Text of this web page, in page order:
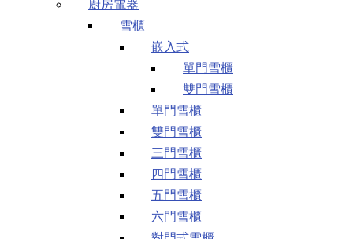
廚房電器
雪櫃
嵌入式
單門雪櫃
雙門雪櫃
單門雪櫃
雙門雪櫃
三門雪櫃
四門雪櫃
五門雪櫃
六門雪櫃